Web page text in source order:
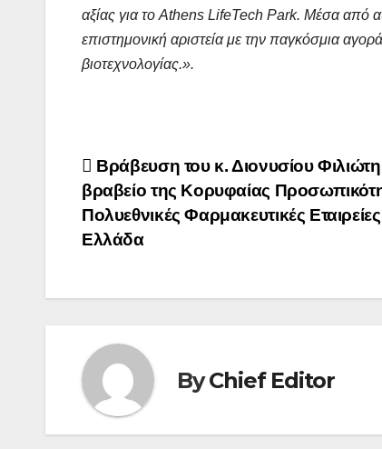
αξίας για το Athens LifeTech Park. Μέσα από
επιστημονική αριστεία με την παγκόσμια
βιοτεχνολογίας.».
Post
navigation
Βράβευση του κ. Διονυσίου Φιλιώτη
βραβείο της Κορυφαίας
Πολυεθνικές Φαρμακευτικές
Ελλάδα
ByChief Editor